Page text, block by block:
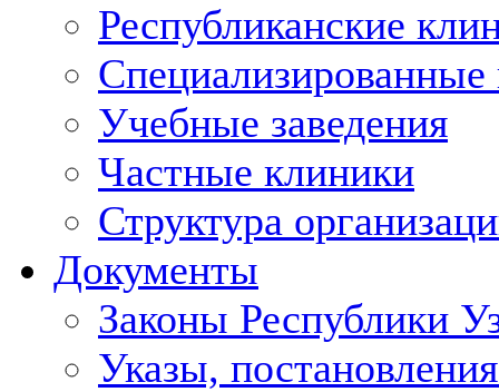
Республиканские
Учебные заведения
Частные клиники
Структура
Документы
Законы Республики
Указы,